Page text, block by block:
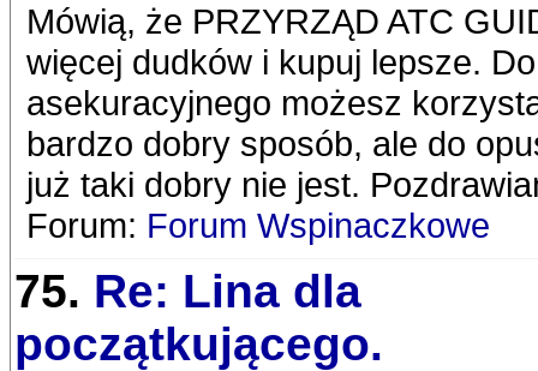
Mówią, że PRZYRZĄD ATC
więcej dudków i kupuj lepsze.
asekuracyjnego możesz
bardzo dobry sposób, ale do
już taki dobry nie jest.
Forum: Forum Wspinaczkowe
75. Re: Lina dla
początkującego.